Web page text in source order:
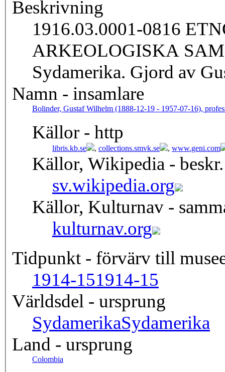
Beskrivning
1916.03.0001-0816
ARKEOLOGISKA
Sydamerika. Gjord av
Namn - insamlare
Bolinder, Gustaf Wilhelm (1888-12-19 - 1957-07-16),
Källor - http
libris.kb.se , collections.smvk.se , www.geni.com
Källor, Wikipedia -
sv.wikipedia.org
Källor, Kulturnav -
kulturnav.org
Tidpunkt - förvärv till
1914-151914-15
Världsdel - ursprung
SydamerikaSydamerika
Land - ursprung
Colombia